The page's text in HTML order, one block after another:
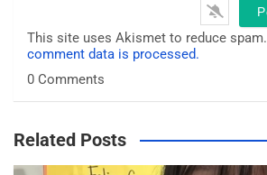
This site uses Akismet to reduce spam.
comment data is processed.
0 Comments
Related Posts